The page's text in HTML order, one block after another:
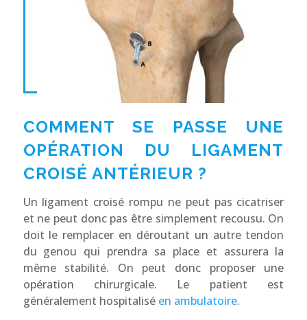
COMMENT SE PASSE UNE
OPÉRATION DU LIGAMENT
CROISÉ ANTÉRIEUR ?
Un ligament croisé rompu ne peut pas cicatriser
et ne peut donc pas être simplement recousu. On
doit le remplacer en déroutant un autre tendon
du genou qui prendra sa place et assurera la
même stabilité. On peut donc proposer une
opération chirurgicale. Le patient est
généralement hospitalisé en ambulatoire.